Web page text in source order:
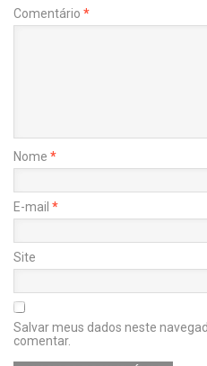
Comentário *
Nome *
E-mail *
Site
Salvar meus dados neste
comentar.